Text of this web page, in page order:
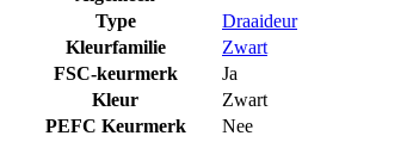
Type
Draaideur
Kleurfamilie
Zwart
FSC-keurmerk
Ja
Kleur
Zwart
PEFC Keurmerk
Nee